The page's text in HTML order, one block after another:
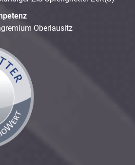
Oberlausitz